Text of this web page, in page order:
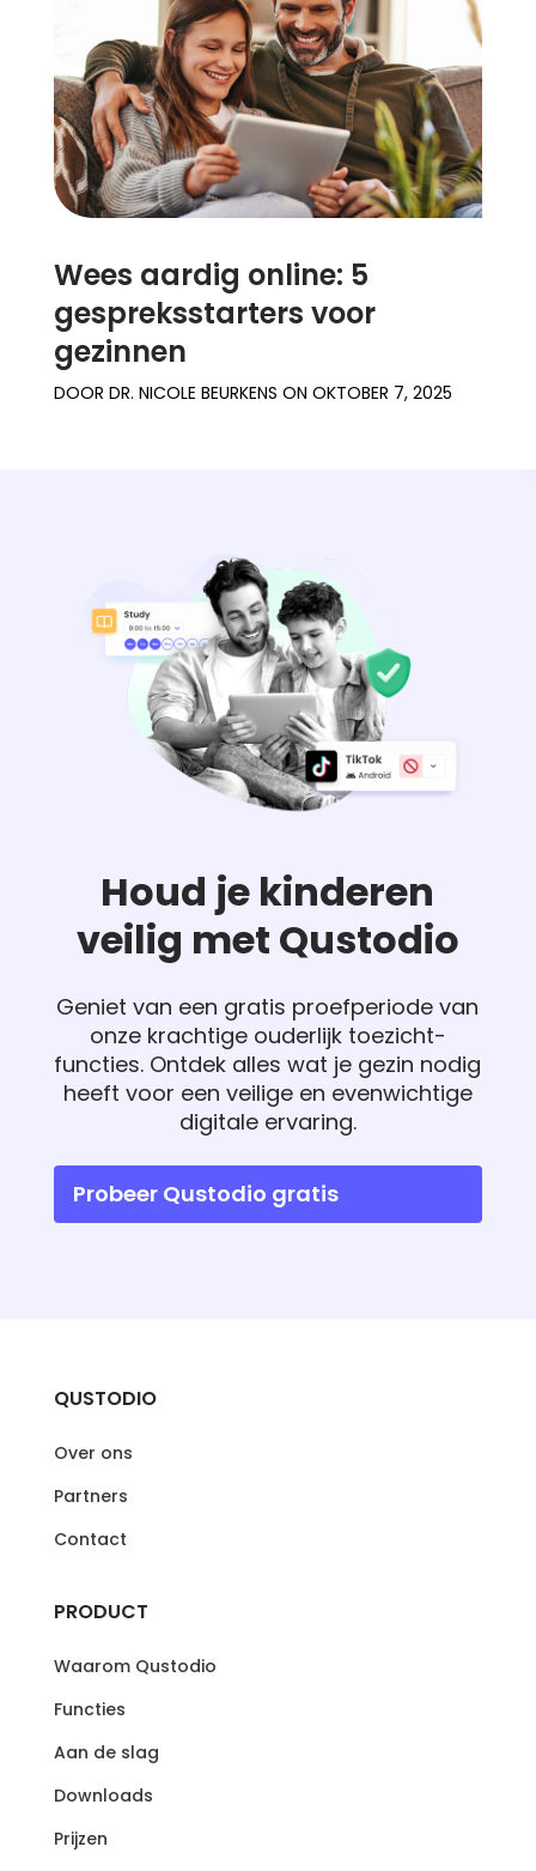
Support
Familieverhalen
Inloggen Registreren
Wees aardig online: 5
gespreksstarters voor
gezinnen
DOOR DR. NICOLE BEURKENS ON OKTOBER 7, 2025
Houd je kinderen
veilig met Qustodio
Geniet van een gratis proefperiode van
onze krachtige ouderlijk toezicht-
functies. Ontdek alles wat je gezin nodig
heeft voor een veilige en evenwichtige
digitale ervaring.
Probeer Qustodio gratis
QUSTODIO
Over ons
Partners
Contact
PRODUCT
Waarom Qustodio
Functies
Aan de slag
Downloads
Prijzen